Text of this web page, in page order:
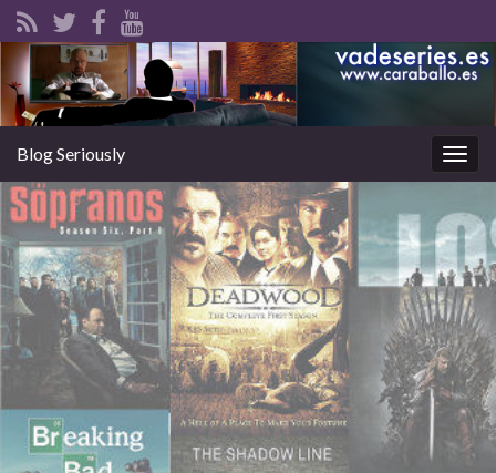
la
Blog Seriously